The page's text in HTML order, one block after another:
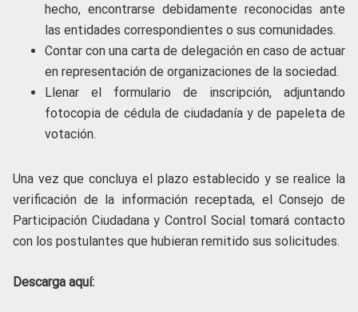
hecho, encontrarse debidamente reconocidas ante
las entidades correspondientes o sus comunidades.
Contar con una carta de delegación en caso de actuar
en representación de organizaciones de la sociedad.
Llenar el formulario de inscripción, adjuntando
fotocopia de cédula de ciudadanía y de papeleta de
votación.
Una vez que concluya el plazo establecido y se realice la
verificación de la información receptada, el Consejo de
Participación Ciudadana y Control Social tomará contacto
con los postulantes que hubieran remitido sus solicitudes.
Descarga aquí: